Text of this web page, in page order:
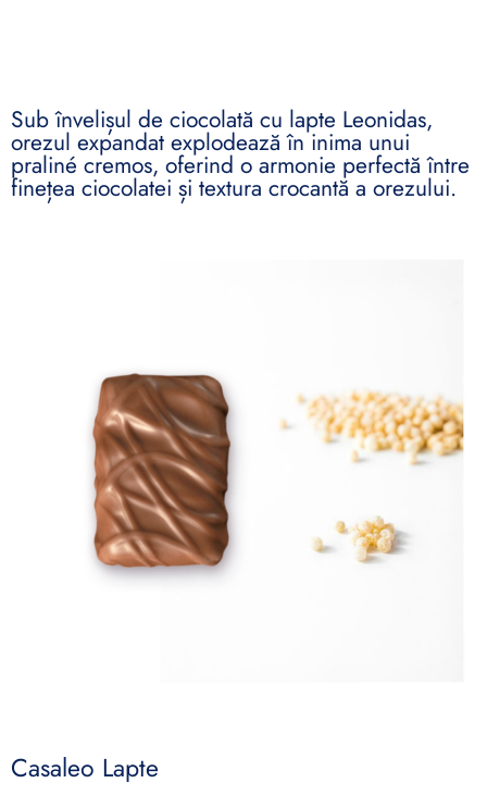
Sub învelișul de ciocolată cu lapte Leonidas,
orezul expandat explodează în inima unui
praliné cremos, oferind o armonie perfectă între
finețea ciocolatei și textura crocantă a orezului.
Casaleo Lapte